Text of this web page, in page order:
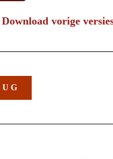
Download vorige
U G